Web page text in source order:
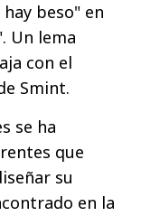
beso" en
Un lema
con el
Smint.
se ha
que
su
en la